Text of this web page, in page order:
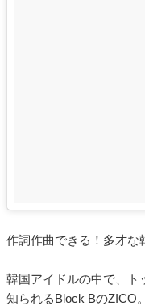
作詞作曲できる！多才な
韓国アイドルの中で、ト
知られるBlock BのZICO。